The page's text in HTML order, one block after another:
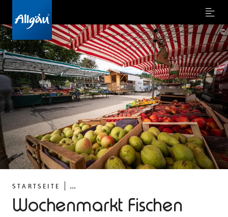
Menu
STARTSEITE ...
Wochenmarkt Fischen
©